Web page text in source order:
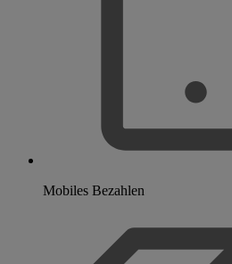
Mobiles Bezahlen